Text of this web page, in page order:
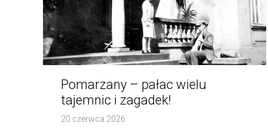
Pomarzany – pałac wielu
tajemnic i zagadek!
20 czerwca 2026